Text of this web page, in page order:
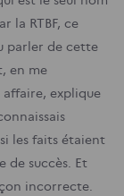
la RTBF, ce
parler de cette
en me
explique
les faits étaient
de succès. Et
incorrecte.